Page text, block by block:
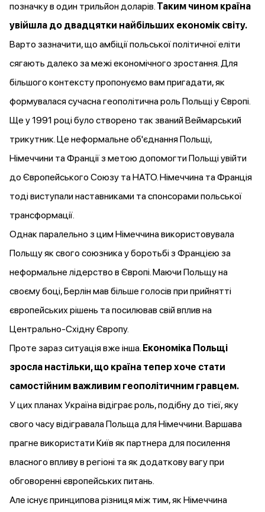
позначку в один трильйон доларів. Таким чином країна
увійшла до двадцятки найбільших економік світу.
Варто зазначити, що амбіції польської політичної еліти
сягають далеко за межі економічного зростання. Для
більшого контексту пропонуємо вам пригадати, як
формувалася сучасна геополітична роль Польщі у Європі.
Ще у 1991 році було створено так званий Веймарський
трикутник. Це неформальне об'єднання Польщі,
Німеччини та Франції з метою допомогти Польщі увійти
до Європейського Союзу та НАТО. Німеччина та Франція
тоді виступали наставниками та спонсорами польської
трансформації.
Однак паралельно з цим Німеччина використовувала
Польщу як свого союзника у боротьбі з Францією за
неформальне лідерство в Європі. Маючи Польщу на
своєму боці, Берлін мав більше голосів при прийнятті
європейських рішень та посилював свій вплив на
Центрально-Східну Європу.
Проте зараз ситуація вже інша. Економіка Польщі
зросла настільки, що країна тепер хоче стати
самостійним важливим геополітичним гравцем.
У цих планах Україна відіграє роль, подібну до тієї, яку
свого часу відігравала Польща для Німеччини. Варшава
прагне використати Київ як партнера для посилення
власного впливу в регіоні та як додаткову вагу при
обговоренні європейських питань.
Але існує принципова різниця між тим, як Німеччина